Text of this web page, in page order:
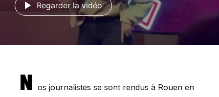
Regarder la vidéo
N os journalistes se sont rendus à Rouen en